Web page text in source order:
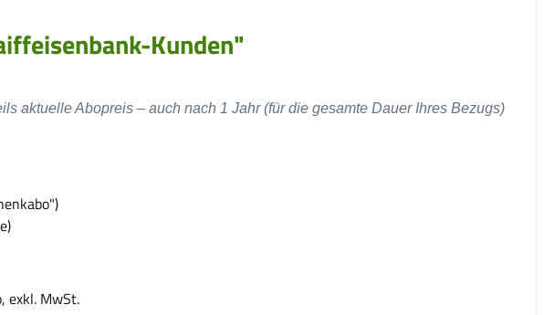
Kunden"
aktuelle Abopreis – auch nach 1 Jahr (für die gesamte Dauer Ihres Bezugs)
exkl. MwSt.